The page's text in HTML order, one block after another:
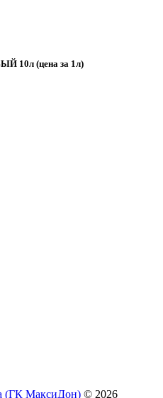
10л (цена за 1л)
(ГК МаксиДон) © 2026